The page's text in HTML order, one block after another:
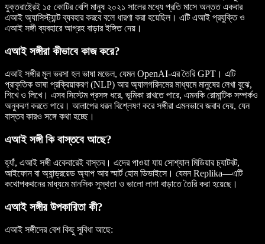
যুক্তরাষ্ট্রেই ১৫ কোটির বেশি মানুষ ২০২১ সালের মধ্যে প্রতি মাসে অন্তত একবার
এআই অ্যাসিস্ট্যান্ট ব্যবহার করবে বলে ধারণা করা হয়েছিল। এটি এআই প্রযুক্তি ও
এআই সঙ্গী ব্যবহারে আগ্রহ বাড়ার ইঙ্গিত দেয়।
এআই সঙ্গীরা কীভাবে কাজ করে?
এআই সঙ্গীর মূল ভরসা হল ভাষা মডেল, যেমন OpenAI-এর তৈরি GPT। এটি
প্রাকৃতিক ভাষা প্রক্রিয়াকরণ (NLP) আর অ্যালগরিদমের মাধ্যমে মানুষের লেখা বুঝে,
শিখে ও লিখে। এসব সিস্টেম প্রসঙ্গ ধরে, ভূমিকা রাখতে পারে, এমনকি রোমান্টিক সম্পর্কও
অনুকরণ করতে পারে। আলাপের ধরন বিশ্লেষণ করে সঙ্গীরা এমনভাবে জবাব দেয়, যেন
বাস্তব কারও সঙ্গে কথা হচ্ছে।
এআই সঙ্গী কি বাস্তবে আছে?
হ্যাঁ, এআই সঙ্গী একেবারেই বাস্তব। এদের পাওয়া যায় সোশ্যাল মিডিয়ার চ্যাটবট,
আইফোন বা অ্যান্ড্রয়েড অ্যাপ আর স্মার্ট হোম ডিভাইসে। যেমন Replika—এটি
কথোপকথনের মাধ্যমে মানসিক সুস্থতা ও ভালো লাগা বাড়াতে তৈরি করা হয়েছে।
এআই সঙ্গীর উপকারিতা কী?
এআই সঙ্গীদের বেশ কিছু সুবিধা আছে: